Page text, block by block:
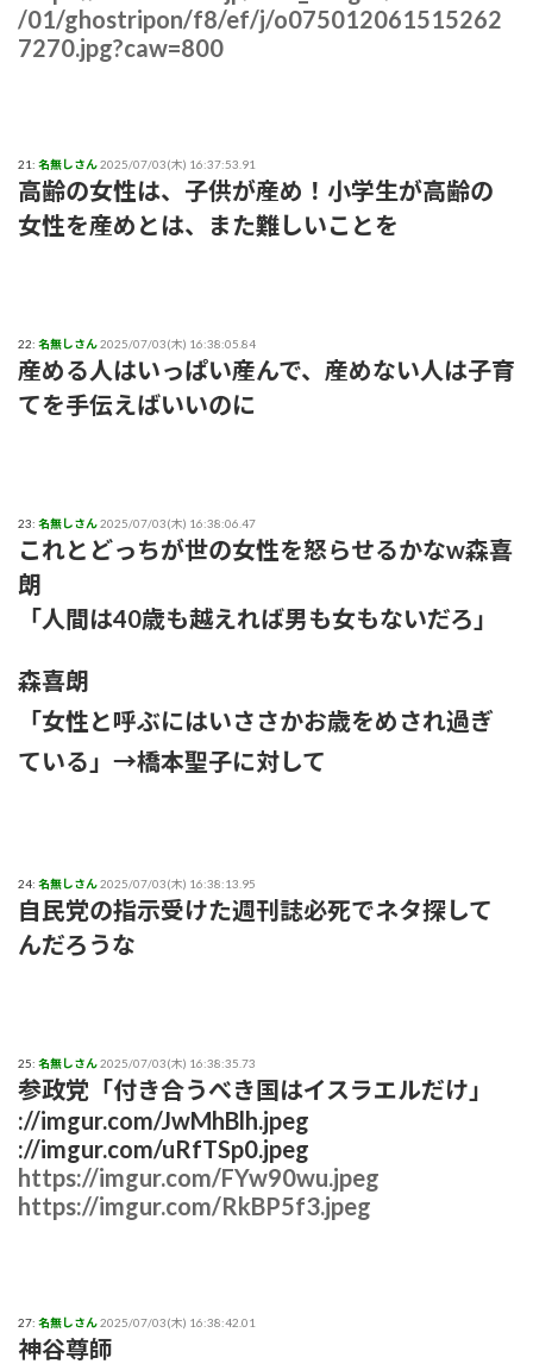
/01/ghostripon/f8/ef/j/o075012061515262
7270.jpg?caw=800
21: 名無しさん2025/07/03(木) 16:37:53.91
高齢の女性は、子供が産め！小学生が高齢の
女性を産めとは、また難しいことを
22: 名無しさん2025/07/03(木) 16:38:05.84
産める人はいっぱい産んで、産めない人は子育
てを手伝えばいいのに
23: 名無しさん2025/07/03(木) 16:38:06.47
これとどっちが世の女性を怒らせるかなw森喜
朗
「人間は40歳も越えれば男も女もないだろ」
森喜朗
「女性と呼ぶにはいささかお歳をめされ過ぎ
ている」→橋本聖子に対して
24: 名無しさん2025/07/03(木) 16:38:13.95
自民党の指示受けた週刊誌必死でネタ探して
んだろうな
25: 名無しさん2025/07/03(木) 16:38:35.73
参政党「付き合うべき国はイスラエルだけ」
://imgur.com/JwMhBlh.jpeg
://imgur.com/uRfTSp0.jpeg
https://imgur.com/FYw90wu.jpeg
https://imgur.com/RkBP5f3.jpeg
27: 名無しさん2025/07/03(木) 16:38:42.01
神谷尊師